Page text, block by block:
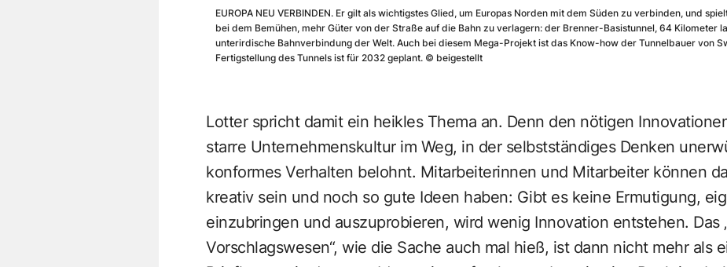
EUROPA NEU VERBINDEN. Er gilt als wichtigstes Glied, um Europas Norden mit dem Süden zu verbinden, und
bei dem Bemühen, mehr Güter von der Straße auf die Bahn zu verlagern: der Brenner-Basistunnel, 64 Kilometer
unterirdische Bahnverbindung der Welt. Auch bei diesem Mega-Projekt ist das Know-how der Tunnelbauer von
Fertigstellung des Tunnels ist für 2032 geplant. © beigestellt
Lotter spricht damit ein heikles Thema an. Denn den nötigen
starre Unternehmenskultur im Weg, in der selbstständiges Denken
konformes Verhalten belohnt. Mitarbeiterinnen und Mitarbeiter können
kreativ sein und noch so gute Ideen haben: Gibt es keine Ermutigung,
einzubringen und auszuprobieren, wird wenig Innovation entstehen. Das
Vorschlagswesen“, wie die Sache auch mal hieß, ist dann nicht mehr als